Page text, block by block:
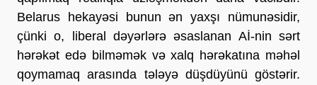
Belarus hekayəsi bunun ən yaxşı nümunəsidir,
çünki o, liberal dəyərlərə əsaslanan Aİ-nin sərt
hərəkət edə bilməmək və xalq hərəkatına məhəl
qoymamaq arasında tələyə düşdüyünü göstərir.